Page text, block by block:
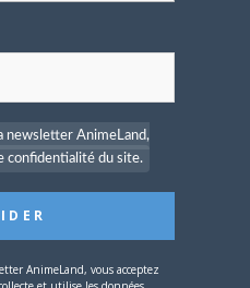
newsletter AnimeLand,
confidentialité du site.
AnimeLand, vous acceptez